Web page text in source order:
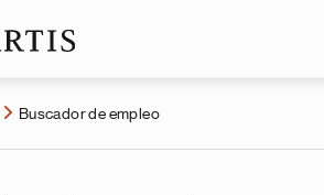
Buscador de empleo